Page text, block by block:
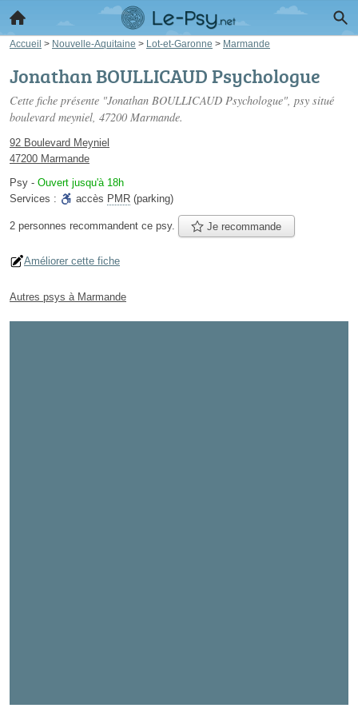
Accueil > Nouvelle-Aquitaine > Lot-et-Garonne > Marmande
Jonathan BOULLICAUD Psychologue
Cette fiche présente "Jonathan BOULLICAUD Psychologue", psy situé
boulevard meyniel, 47200 Marmande.
92 Boulevard Meyniel
47200 Marmande
Psy - Ouvert jusqu'à 18h
Services :
accès PMR (parking)
2 personnes recommandent ce psy. Je recommande
Améliorer cette fiche
Autres psys à Marmande